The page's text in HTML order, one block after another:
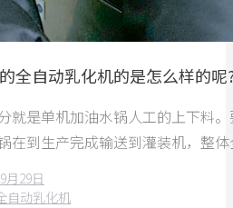
自动乳化机的是怎么样的呢
就是单机加油水锅人工的上下料
在到生产完成输送到灌装机，整
月29日
自动乳化机